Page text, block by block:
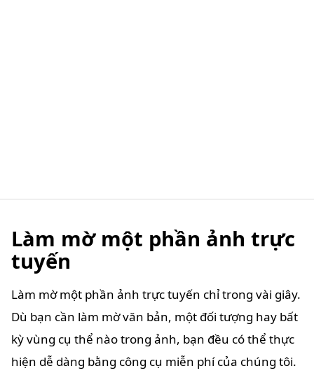
Làm mờ một phần ảnh trực
tuyến
Làm mờ một phần ảnh trực tuyến chỉ trong vài giây.
Dù bạn cần làm mờ văn bản, một đối tượng hay bất
kỳ vùng cụ thể nào trong ảnh, bạn đều có thể thực
hiện dễ dàng bằng công cụ miễn phí của chúng tôi.